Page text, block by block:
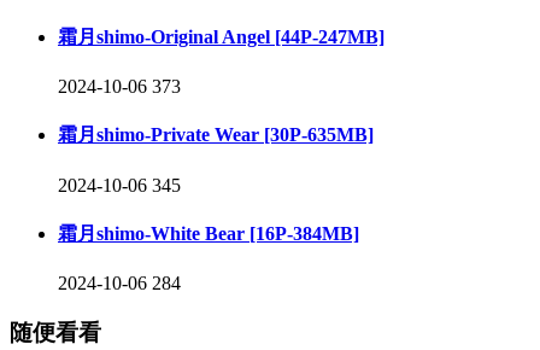
霜月shimo-Original Angel [44P-247MB]
2024-10-06 373
霜月shimo-Private Wear [30P-635MB]
2024-10-06 345
霜月shimo-White Bear [16P-384MB]
2024-10-06 284
随便看看